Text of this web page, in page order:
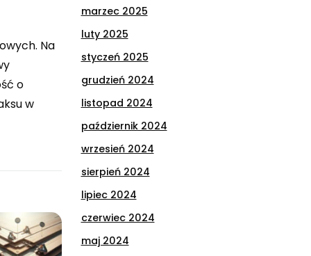
Na
o
w
marzec 2025
luty 2025
styczeń 2025
grudzień 2024
listopad 2024
październik 2024
wrzesień 2024
sierpień 2024
lipiec 2024
czerwiec 2024
maj 2024